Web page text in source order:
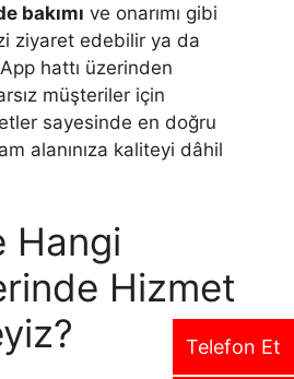
Telefon Et
bakımı ve onarımı gibi
ziyaret edebilir ya da
hattı üzerinden
müşteriler için
sayesinde en doğru
alanınıza kaliteyi dâhil
Hangi
Hizmet